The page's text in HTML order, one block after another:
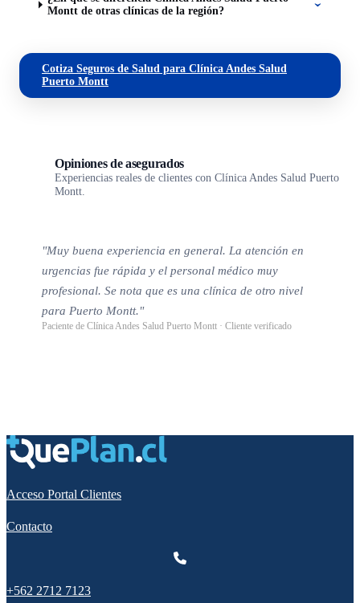
Montt de otras clínicas de la región?
Cotiza Seguros de Salud para Clínica Andes Salud
Puerto Montt
Opiniones de asegurados
Experiencias reales de clientes con Clínica Andes Salud Puerto
Montt.
"Muy buena experiencia en general. La atención en
urgencias fue rápida y el personal médico muy
profesional. Se nota que es una clínica de otro nivel
para Puerto Montt."
Paciente de Clínica Andes Salud Puerto Montt · Cliente verificado
Acceso Portal Clientes
Contacto
+562 2712 7123